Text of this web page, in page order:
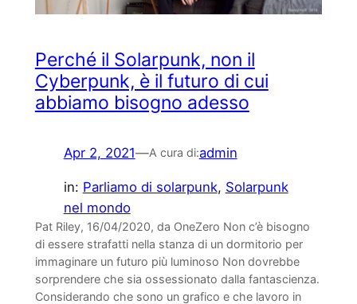
Perché il Solarpunk, non il
Cyberpunk, è il futuro di cui
abbiamo bisogno adesso
Apr 2, 2021—A cura di:admin
in: Parliamo di solarpunk, Solarpunk
nel mondo
Pat Riley, 16/04/2020, da OneZero Non c’è bisogno
di essere strafatti nella stanza di un dormitorio per
immaginare un futuro più luminoso Non dovrebbe
sorprendere che sia ossessionato dalla fantascienza.
Considerando che sono un grafico e che lavoro in